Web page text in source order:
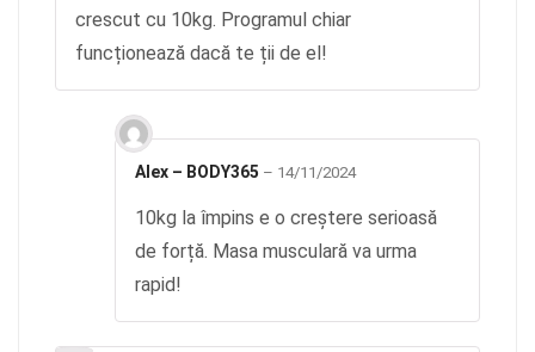
crescut cu 10kg. Programul chiar
funcționează dacă te ții de el!
Alex – BODY365 – 14/11/2024
10kg la împins e o creștere serioasă
de forță. Masa musculară va urma
rapid!